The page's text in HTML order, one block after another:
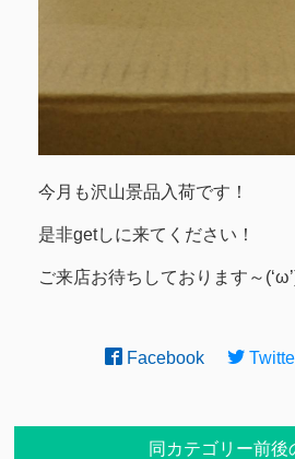
今月も沢山景品入荷です！
是非getしに来てください！
ご来店お待ちしております～
Facebook
同カテゴリー前後